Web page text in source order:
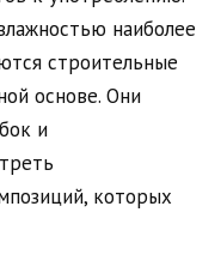
наиболее
строительные
основе. Они
и
которых